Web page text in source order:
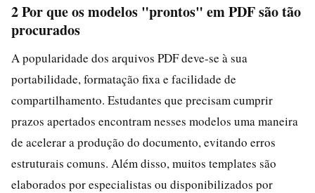
2 Por que os modelos "prontos" em PDF são tão
procurados
A popularidade dos arquivos PDF deve-se à sua
portabilidade, formatação fixa e facilidade de
compartilhamento. Estudantes que precisam cumprir
prazos apertados encontram nesses modelos uma maneira
de acelerar a produção do documento, evitando erros
estruturais comuns. Além disso, muitos templates são
elaborados por especialistas ou disponibilizados por